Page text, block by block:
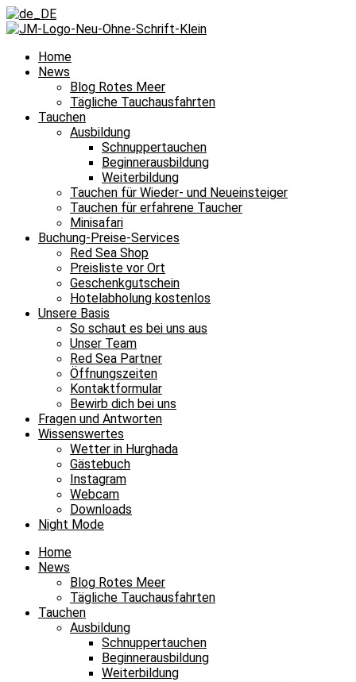
Home
News
Blog Rotes Meer
Tägliche Tauchausfahrten
Tauchen
Ausbildung
Schnuppertauchen
Beginnerausbildung
Weiterbildung
Tauchen für Wieder- und Neueinsteiger
Tauchen für erfahrene Taucher
Minisafari
Buchung-Preise-Services
Red Sea Shop
Preisliste vor Ort
Geschenkgutschein
Hotelabholung kostenlos
Unsere Basis
So schaut es bei uns aus
Unser Team
Red Sea Partner
Öffnungszeiten
Kontaktformular
Bewirb dich bei uns
Fragen und Antworten
Wissenswertes
Wetter in Hurghada
Gästebuch
Instagram
Webcam
Downloads
Night Mode
Home
News
Blog Rotes Meer
Tägliche Tauchausfahrten
Tauchen
Ausbildung
Schnuppertauchen
Beginnerausbildung
Weiterbildung